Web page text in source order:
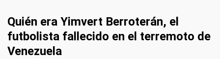
Quién era Yimvert Berroterán, el
futbolista fallecido en el terremoto de
Venezuela